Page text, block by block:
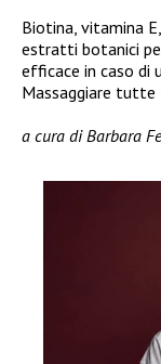
Biotina, vitamina
estratti botanici
efficace in caso di
Massaggiare tutte
a cura di Barbara